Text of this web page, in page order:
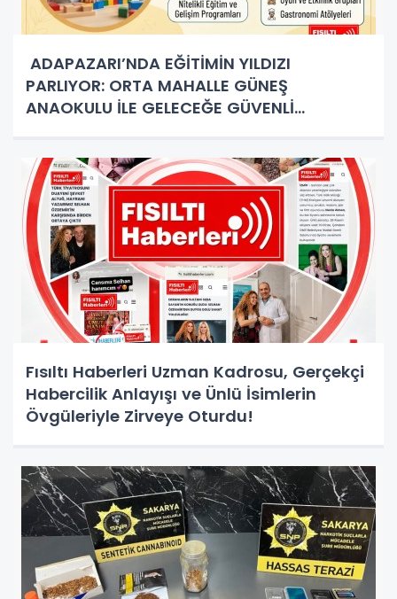
ADAPAZARI’NDA EĞİTİMİN YILDIZI
PARLIYOR: ORTA MAHALLE GÜNEŞ
ANAOKULU İLE GELECEĞE GÜVENLİ
Fısıltı Haberleri Uzman Kadrosu, Gerçekçi
Habercilik Anlayışı ve Ünlü İsimlerin
Övgüleriyle Zirveye Oturdu!